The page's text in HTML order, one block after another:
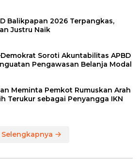
Balikpapan 2026 Terpangkas,
Justru Naik
Soroti Akuntabilitas APBD
Pengawasan Belanja Modal
Meminta Pemkot Rumuskan Arah
Terukur sebagai Penyangga IKN
Selengkapnya